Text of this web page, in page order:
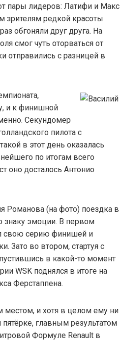
пары лидеров: Латифи и Макс
зрителям редкой красоты
обгоняли друг друга. На
смог чуть оторваться от
отправились с разницей в
и к финишной
Секундомер
пилота с
в этот день оказалась
по итогам всего
оно досталось Антонио
Романова (на фото) поездка в
знаку эмоции. В первом
свою серию финишей и
Зато во втором, стартуя с
в какой-то момент
WSK поднялся в итоге на
Ферстаппена.
местом, и хотя в целом ему ни
главным результатом
Формуле Renault в